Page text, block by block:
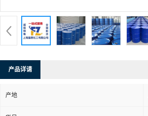
产品详请
产地